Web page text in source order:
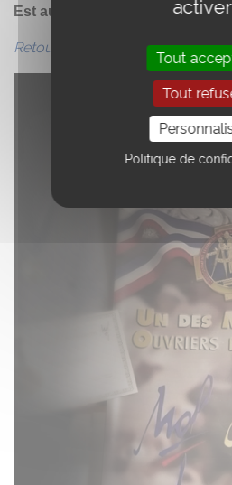
Est au niveau national.
Retour au sommaire de la
activer
Tout
Tout
Politique de